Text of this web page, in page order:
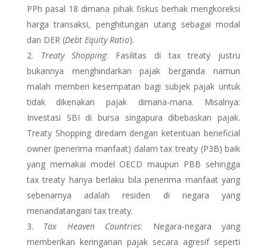
PPh pasal 18 dimana pihak fiskus berhak mengkoreksi
harga transaksi, penghitungan utang sebagai modal
dan DER (Debt Equity Ratio).
Treaty Shopping: Fasilitas di tax treaty justru
bukannya menghindarkan pajak berganda namun
malah memberi kesempatan bagi subjek pajak untuk
tidak dikenakan pajak dimana-mana. Misalnya:
Investasi SBI di bursa singapura dibebaskan pajak.
Treaty Shopping diredam dengan ketentuan beneficial
owner (penerima manfaat) dalam tax treaty (P3B) baik
yang memakai model OECD maupun PBB sehingga
tax treaty hanya berlaku bila penerima manfaat yang
sebenarnya adalah residen di negara yang
menandatangani tax treaty.
Tax Heaven Countries: Negara-negara yang
memberikan keringanan pajak secara agresif seperti